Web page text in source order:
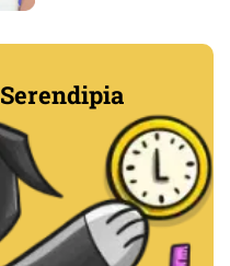
Serendipia